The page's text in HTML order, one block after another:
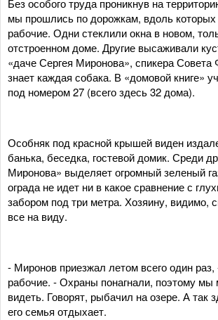
Без особого труда проникнув на
мы прошлись по дорожкам, вдоль которых
рабочие. Одни стеклили окна в новом,
отстроенном доме. Другие высаживали
«даче Сергея Миронова», спикера Совета
знает каждая собака. В «домовой книге»
под номером 27 (всего здесь 32 дома).
Особняк под красной крышей виден
банька, беседка, гостевой домик. Среди
Миронова» выделяет огромный зеленый
ограда не идет ни в какое сравнение с
забором под три метра. Хозяину, видимо,
все на виду.
- Миронов приезжал летом всего один
рабочие. - Охраны понагнали, поэтому мы
видеть. Говорят, рыбачил на озере. А так
его семья отдыхает.